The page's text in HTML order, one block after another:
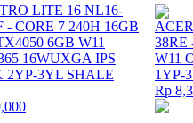
LITE 16 NL16-
- CORE 7 240H 16GB
6GB W11
16WUXGA IPS
2YP-3YL SHALE
38RE
W11
1YP-
Rp